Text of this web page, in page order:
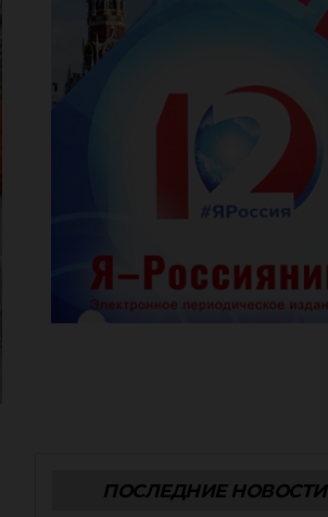
ПОСЛЕДНИЕ НОВОСТИ